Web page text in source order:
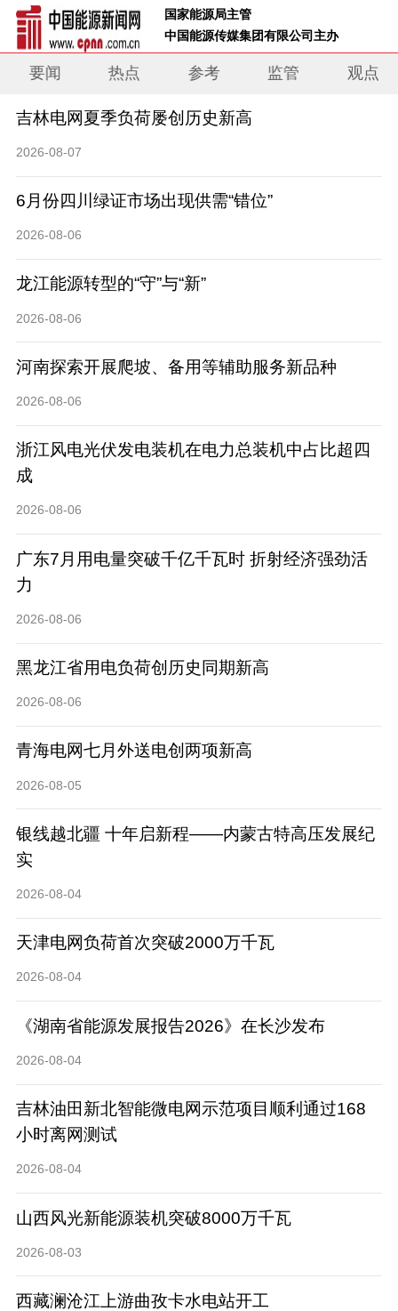
国家能源局主管
中国能源传媒集团有限公司主办
要闻 热点 参考 监管 观点
吉林电网夏季负荷屡创历史新高
2026-08-07
6月份四川绿证市场出现供需“错位”
2026-08-06
龙江能源转型的“守”与“新”
2026-08-06
河南探索开展爬坡、备用等辅助服务新品种
2026-08-06
浙江风电光伏发电装机在电力总装机中占比超四
成
2026-08-06
广东7月用电量突破千亿千瓦时 折射经济强劲活
力
2026-08-06
黑龙江省用电负荷创历史同期新高
2026-08-06
青海电网七月外送电创两项新高
2026-08-05
银线越北疆 十年启新程——内蒙古特高压发展纪
实
2026-08-04
天津电网负荷首次突破2000万千瓦
2026-08-04
《湖南省能源发展报告2026》在长沙发布
2026-08-04
吉林油田新北智能微电网示范项目顺利通过168
小时离网测试
2026-08-04
山西风光新能源装机突破8000万千瓦
2026-08-03
西藏澜沧江上游曲孜卡水电站开工